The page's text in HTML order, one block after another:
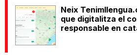
Neix
que digitalitza el
responsable en